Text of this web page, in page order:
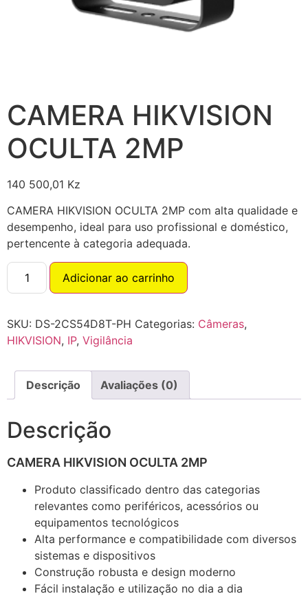
CAMERA HIKVISION
OCULTA 2MP
140 500,01 Kz
CAMERA HIKVISION OCULTA 2MP com alta qualidade e
desempenho, ideal para uso profissional e doméstico,
pertencente à categoria adequada.
Adicionar ao carrinho
SKU: DS-2CS54D8T-PH Categorias: Câmeras,
HIKVISION, IP, Vigilância
Descrição Avaliações (0)
Descrição
CAMERA HIKVISION OCULTA 2MP
Produto classificado dentro das categorias
relevantes como periféricos, acessórios ou
equipamentos tecnológicos
Alta performance e compatibilidade com diversos
sistemas e dispositivos
Construção robusta e design moderno
Fácil instalação e utilização no dia a dia